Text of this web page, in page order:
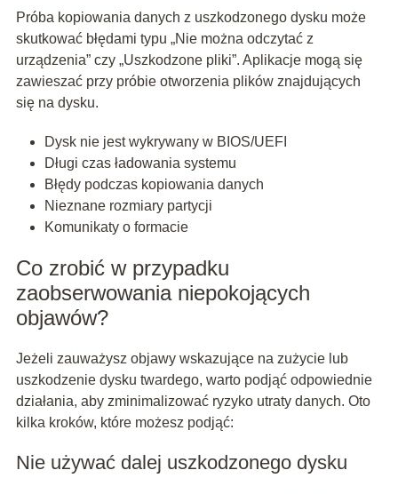
Próba kopiowania danych z uszkodzonego dysku może
skutkować błędami typu „Nie można odczytać z
urządzenia” czy „Uszkodzone pliki”. Aplikacje mogą się
zawieszać przy próbie otworzenia plików znajdujących
się na dysku.
Dysk nie jest wykrywany w BIOS/UEFI
Długi czas ładowania systemu
Błędy podczas kopiowania danych
Nieznane rozmiary partycji
Komunikaty o formacie
Co zrobić w przypadku
zaobserwowania niepokojących
objawów?
Jeżeli zauważysz objawy wskazujące na zużycie lub
uszkodzenie dysku twardego, warto podjąć odpowiednie
działania, aby zminimalizować ryzyko utraty danych. Oto
kilka kroków, które możesz podjąć:
Nie używać dalej uszkodzonego dysku